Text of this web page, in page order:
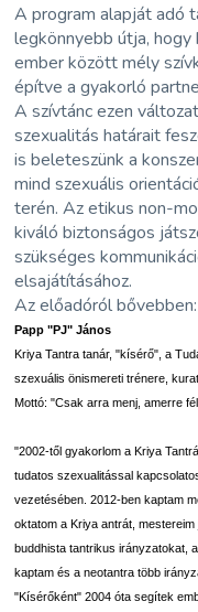
A program alapját adó
legkönnyebb útja,
ember között mély
építve a gyakorló
A szívtánc ezen
szexualitás határait
is beleteszünk a
mind szexuális
terén. Az etikus non-
kiváló biztonságos
szükséges
elsajátításához.
Az előadóról bővebben:
Papp "PJ" János
Kriya Tantra tanár, "kísérő", a
szexuális önismereti trénere,
Mottó: "Csak arra menj, amerre
"2002-től gyakorlom a Kriya
tudatos szexualitással
vezetésében. 2012-ben kaptam
oktatom a Kriya antrát,
buddhista tantrikus irányzatokat,
kaptam és a neotantra több
"Kísérőként" 2004 óta segítek